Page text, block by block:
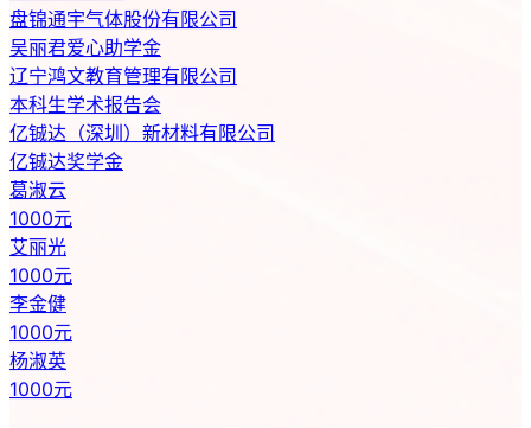
亿铖达（深圳）新材料有限公司
亿铖达奖学金
葛淑云
1000元
艾丽光
1000元
李金健
1000元
杨淑英
1000元